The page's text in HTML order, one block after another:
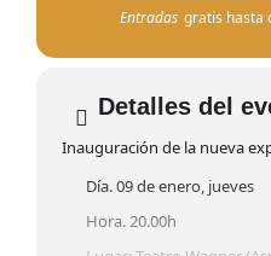
Entradas gratis hasta
Detalles del
Inauguración de la nueva
Día. 09 de enero, jueves
Hora. 20.00h